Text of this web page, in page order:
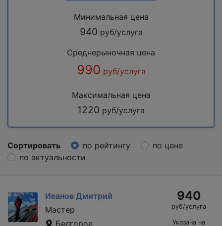
Минимальная цена
940 руб/услуга
Среднерыночная цена
990 руб/услуга
Максимальная цена
1220 руб/услуга
Сортировать по рейтингу
по цене
по актуальности
Иванов Дмитрий
Мастер
Белгород
940
руб/услуга
Указана на